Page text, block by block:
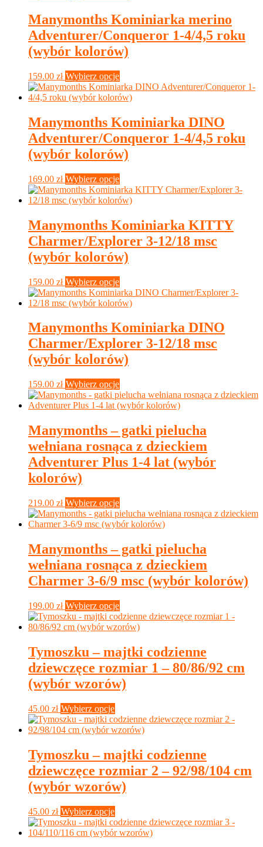
wariantów.
Opcje
można
wybrać
na
Manymonths Kominiarka merino
Adventurer/Conqueror 1-4/4,5 roku
(wybór kolorów)
159.00 zł Wybierz opcje
produkt
ma
wariantów.
Opcje
można
wybrać
na
Manymonths Kominiarka DINO
Adventurer/Conqueror 1-4/4,5 roku
(wybór kolorów)
169.00 zł Wybierz opcje
produkt
ma
wariantów.
Opcje
można
wybrać
na
Manymonths Kominiarka KITTY
Charmer/Explorer 3-12/18 msc
(wybór kolorów)
159.00 zł Wybierz opcje
produkt
ma
wariantów.
Opcje
można
wybrać
na
stronie
Manymonths Kominiarka DINO
Charmer/Explorer 3-12/18 msc
(wybór kolorów)
159.00 zł Wybierz opcje
produkt
ma
wariantów.
Opcje
można
wybrać
na
Manymonths – gatki pielucha
wełniana rosnąca z dzieckiem
Adventurer Plus 1-4 lat (wybór
kolorów)
219.00 zł Wybierz opcje
produkt
ma
wariantów.
Opcje
można
na
Manymonths – gatki pielucha
wełniana rosnąca z dzieckiem
Charmer 3-6/9 msc (wybór kolorów)
199.00 zł Wybierz opcje
produkt
ma
wariantów.
Opcje
można
wybrać
na
Tymoszku – majtki codzienne
dziewczęce rozmiar 1 – 80/86/92 cm
(wybór wzorów)
45.00 zł Wybierz opcje
produkt
ma
wariantów.
Opcje
można
wybrać
na
Tymoszku – majtki codzienne
dziewczęce rozmiar 2 – 92/98/104 cm
(wybór wzorów)
45.00 zł Wybierz opcje
produkt
ma